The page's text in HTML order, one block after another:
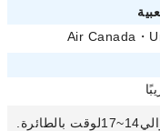
Air Canada ・
يمكن الوصول إلى مونتريال في حوالي14~17لوقت بالطائرة.